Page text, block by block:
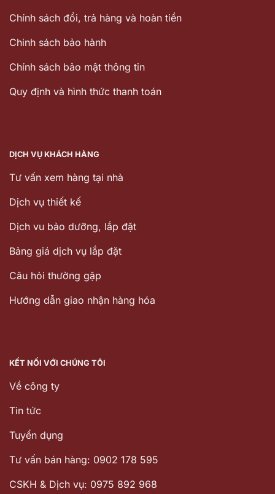
Chính sách đổi, trả hàng và hoàn tiền
Chinh sách bảo hành
Chính sách bảo mật thông tin
Quy định và hình thức thanh toán
DỊCH VỤ KHÁCH HÀNG
Tư vấn xem hàng tại nhà
Dịch vụ thiết kế
Dịch vu bảo dưỡng, lắp đặt
Bảng giá dịch vụ lắp đặt
Câu hỏi thường gặp
Hướng dẫn giao nhận hàng hóa
KẾT NỐI VỚI CHÚNG TÔI
Về công ty
Tin tức
Tuyển dụng
Tư vấn bán hàng: 0902 178 595
CSKH & Dịch vụ: 0975 892 968